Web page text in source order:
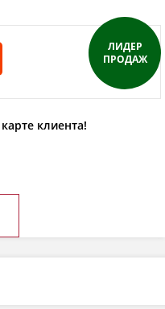
ЛИДЕР
ПРОДАЖ
клиента!